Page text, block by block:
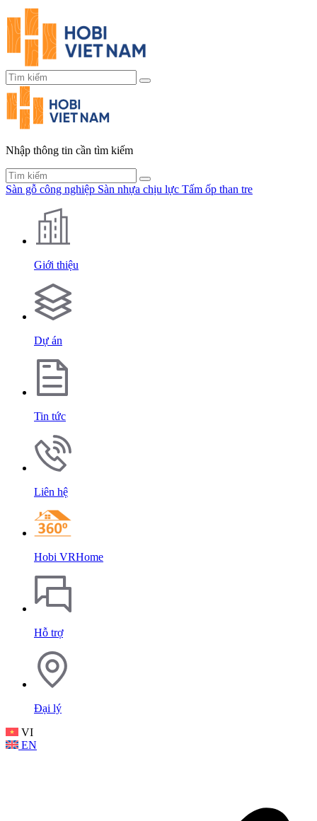
Nhập thông tin cần tìm kiếm
Sàn gỗ công nghiệp Sàn nhựa chịu lực Tấm ốp than tre
Giới thiệu
Dự án
Tin tức
Liên hệ
Hobi VRHome
Hỗ trợ
Đại lý
VI
EN